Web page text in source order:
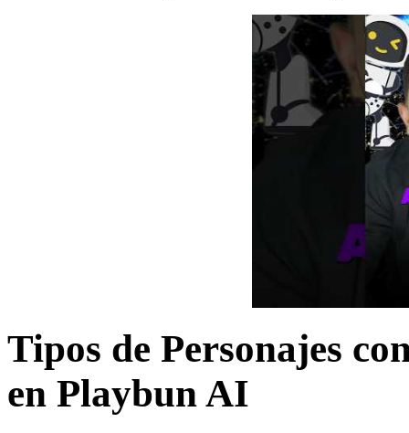
Tipos de Personajes
en Playbun AI